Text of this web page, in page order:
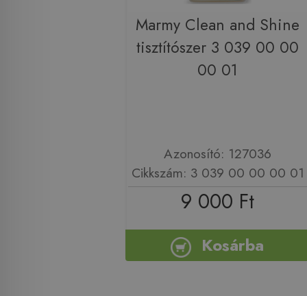
Marmy Clean and Shine
tisztítószer 3 039 00 00
00 01
Azonosító: 127036
Cikkszám: 3 039 00 00 00 01
9 000 Ft
Kosárba